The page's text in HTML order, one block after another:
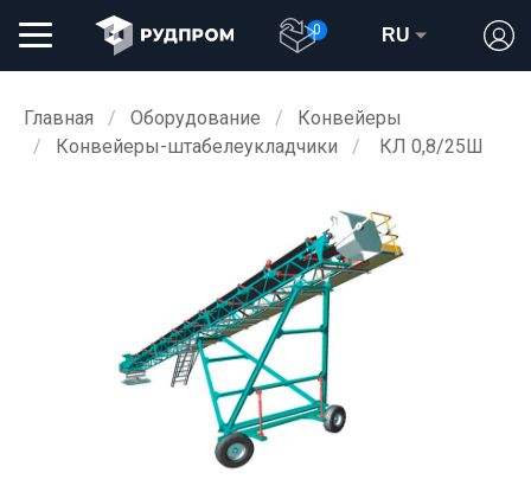
0 RU
Главная Оборудование
Конвейеры
Конвейеры-штабелеукладчики
КЛ 0,8/25Ш